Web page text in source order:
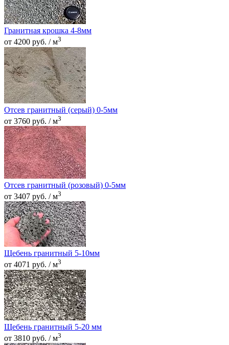
Гранитная крошка 4-8мм
от 4200 руб. / м3
Отсев гранитный (серый) 0-5мм
от 3760 руб. / м3
Отсев гранитный (розовый) 0-5мм
от 3407 руб. / м3
Щебень гранитный 5-10мм
от 4071 руб. / м3
Щебень гранитный 5-20 мм
от 3810 руб. / м3